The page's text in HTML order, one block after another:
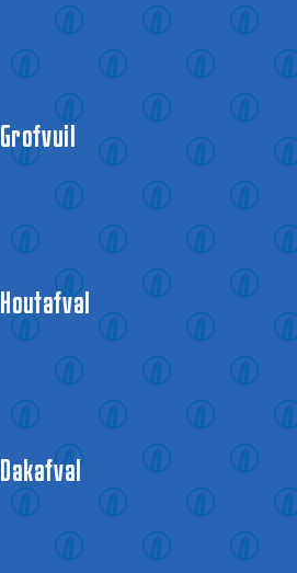
Grofvuil
Houtafval
Dakafval